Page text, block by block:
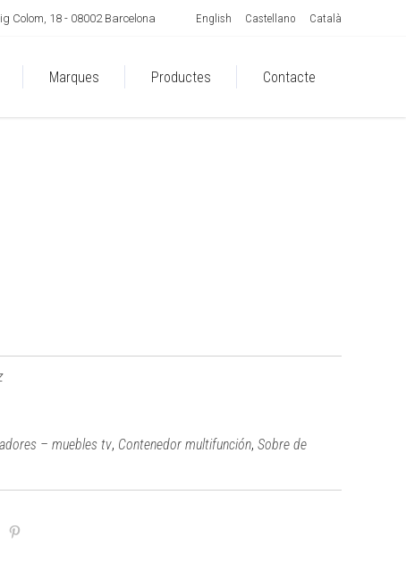
Colom, 18 - 08002 Barcelona English Castellano Català
Marques Productes Contacte
– muebles tv, Contenedor multifunción, Sobre de